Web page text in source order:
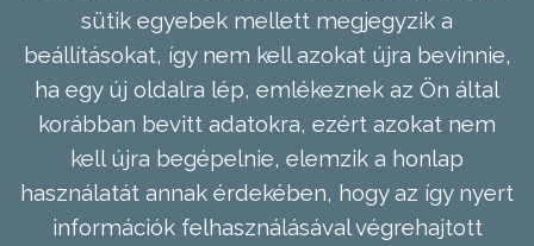
sütik egyebek mellett megjegyzik a
beállításokat, így nem kell azokat újra bevinnie,
ha egy új oldalra lép, emlékeznek az Ön által
korábban bevitt adatokra, ezért azokat nem
kell újra begépelnie, elemzik a honlap
használatát annak érdekében, hogy az így nyert
információk felhasználásával végrehajtott